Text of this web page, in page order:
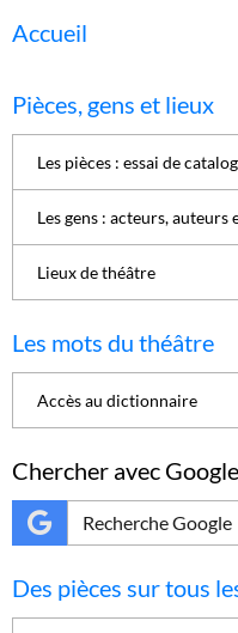
Accueil
Pièces, gens et lieux
Les pièces : essai de
Les gens : acteurs, auteurs
Lieux de théâtre
Les mots du théâtre
Accès au dictionnaire
Chercher avec Google
Des pièces sur tous